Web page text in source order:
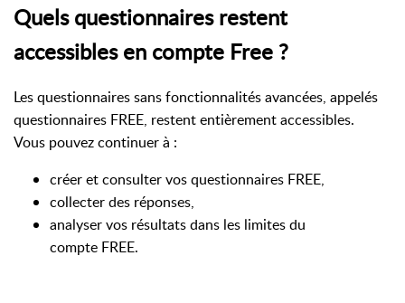
Quels questionnaires restent
accessibles en compte Free ?
Les questionnaires sans fonctionnalités avancées, appelés
questionnaires FREE, restent entièrement accessibles.
Vous pouvez continuer à :
créer et consulter vos questionnaires FREE,
collecter des réponses,
analyser vos résultats dans les limites du
compte FREE.